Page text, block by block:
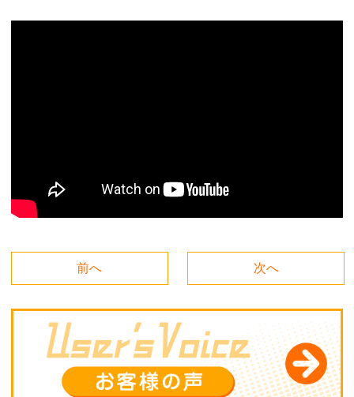
前へ 次へ